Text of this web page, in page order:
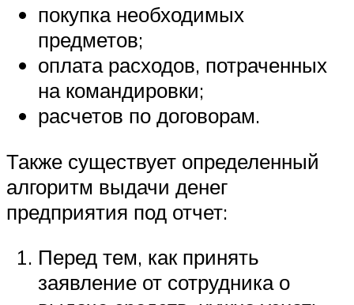
покупка необходимых
предметов;
оплата расходов, потраченных
на командировки;
расчетов по договорам.
Также существует определенный
алгоритм выдачи денег
предприятия под отчет:
Перед тем, как принять
заявление от сотрудника о